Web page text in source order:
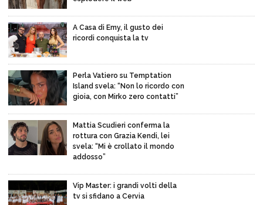
A Casa di Emy, il gusto dei
ricordi conquista la tv
Perla Vatiero su Temptation
Island svela: “Non lo ricordo con
gioia, con Mirko zero contatti”
Mattia Scudieri conferma la
rottura con Grazia Kendi, lei
svela: “Mi è crollato il mondo
addosso”
Vip Master: i grandi volti della
tv si sfidano a Cervia